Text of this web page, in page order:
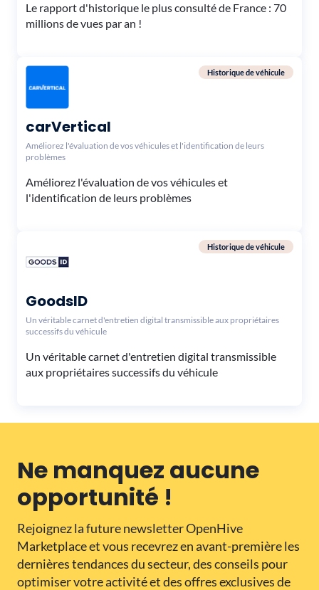
Le rapport d'historique le plus consulté de France : 70
millions de vues par an !
Historique de véhicule
carVertical
Améliorez l'évaluation de vos véhicules et l'identification de leurs
problèmes
Améliorez l'évaluation de vos véhicules et
l'identification de leurs problèmes
Historique de véhicule
GoodsID
Un véritable carnet d'entretien digital transmissible aux propriétaires
successifs du véhicule
Un véritable carnet d'entretien digital transmissible
aux propriétaires successifs du véhicule
Ne manquez aucune
opportunité !
Rejoignez la future newsletter OpenHive
Marketplace et vous recevrez en avant-première les
dernières tendances du secteur, des conseils pour
optimiser votre activité et des offres exclusives de